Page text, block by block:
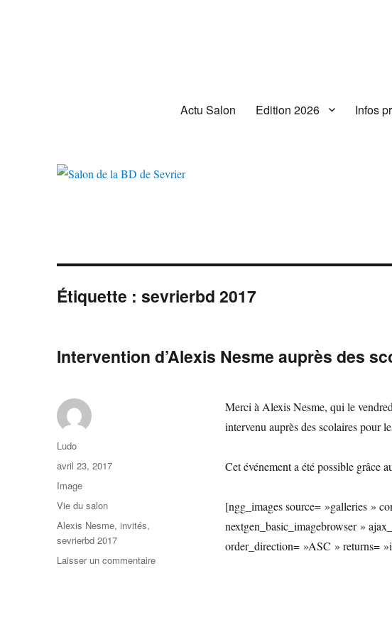
Actu Salon Edition 2026 Infos
Étiquette :sevrierbd 2017
Intervention d’Alexis Nesme auprès des
Merci à Alexis Nesme, qui le
intervenu auprès des scolaires pour
Cet événement a été possible grâce
[ngg_images source= »galleries »
nextgen_basic_imagebrowser »
order_direction= »ASC » returns=
Ludo
avril 23, 2017
Image
Vie du salon
Alexis Nesme,invités,
sevrierbd 2017
Laisser un commentaire